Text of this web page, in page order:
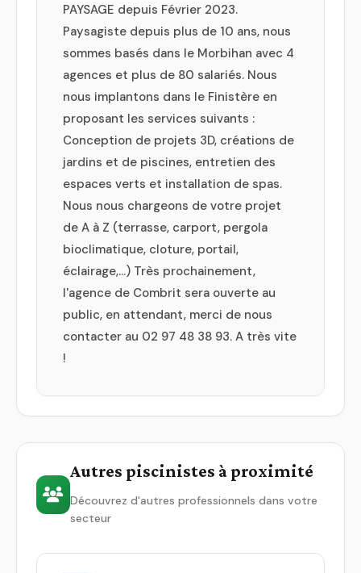
PAYSAGE depuis Février 2023.
Paysagiste depuis plus de 10 ans, nous
sommes basés dans le Morbihan avec 4
agences et plus de 80 salariés. Nous
nous implantons dans le Finistère en
proposant les services suivants :
Conception de projets 3D, créations de
jardins et de piscines, entretien des
espaces verts et installation de spas.
Nous nous chargeons de votre projet
de A à Z (terrasse, carport, pergola
bioclimatique, cloture, portail,
éclairage,...) Très prochainement,
l'agence de Combrit sera ouverte au
public, en attendant, merci de nous
contacter au 02 97 48 38 93. A très vite
!
Autres piscinistes à proximité
Découvrez d'autres professionnels dans votre
secteur